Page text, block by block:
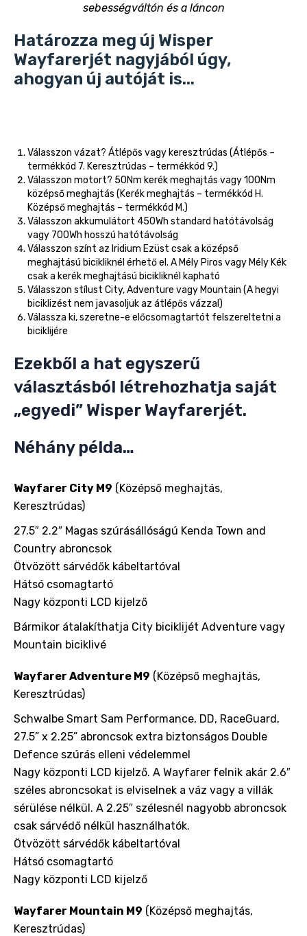
sebességváltón és a láncon
Határozza meg új Wisper
Wayfarerjét nagyjából úgy,
ahogyan új autóját is...
Válasszon vázat? Átlépős vagy keresztrúdas (Átlépős –
termékkód 7. Keresztrúdas – termékkód 9.)
Válasszon motort? 50Nm kerék meghajtás vagy 100Nm
középső meghajtás (Kerék meghajtás – termékkód H.
Középső meghajtás – termékkód M.)
Válasszon akkumulátort 450Wh standard hatótávolság
vagy 700Wh hosszú hatótávolság
Válasszon színt az Iridium Ezüst csak a középső
meghajtású bicikliknél érhető el. A Mély Piros vagy Mély Kék
csak a kerék meghajtású bicikliknél kapható
Válasszon stílust City, Adventure vagy Mountain (A hegyi
biciklizést nem javasoljuk az átlépős vázzal)
Válassza ki, szeretne-e előcsomagtartót felszereltetni a
biciklijére
Ezekből a hat egyszerű
választásból létrehozhatja saját
„egyedi” Wisper Wayfarerjét.
Néhány példa…
Wayfarer City M9 (Középső meghajtás,
Keresztrúdas)
27.5″ 2.2″ Magas szúrásállóságú Kenda Town and
Country abroncsok
Ötvözött sárvédők kábeltartóval
Hátsó csomagtartó
Nagy központi LCD kijelző
Bármikor átalakíthatja City biciklijét Adventure vagy
Mountain biciklivé
Wayfarer Adventure M9 (Középső meghajtás,
Keresztrúdas)
Schwalbe Smart Sam Performance, DD, RaceGuard,
27.5” x 2.25” abroncsok extra biztonságos Double
Defence szúrás elleni védelemmel
Nagy központi LCD kijelző. A Wayfarer felnik akár 2.6″
széles abroncsokat is elviselnek a váz vagy a villák
sérülése nélkül. A 2.25″ szélesnél nagyobb abroncsok
csak sárvédő nélkül használhatók.
Ötvözött sárvédők kábeltartóval
Hátsó csomagtartó
Nagy központi LCD kijelző
Wayfarer Mountain M9 (Középső meghajtás,
Keresztrúdas)